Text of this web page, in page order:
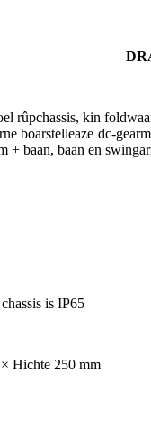
D
rûpchassis, kin
boarstelleaze dc-
baan, baan en
is IP65
Hichte 250 mm